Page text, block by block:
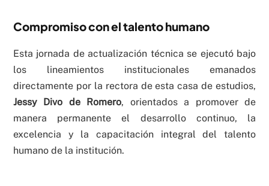
Compromiso con el talento humano
Esta jornada de actualización técnica se ejecutó bajo
los lineamientos institucionales emanados
directamente por la rectora de esta casa de estudios,
Jessy Divo de Romero, orientados a promover de
manera permanente el desarrollo continuo, la
excelencia y la capacitación integral del talento
humano de la institución.